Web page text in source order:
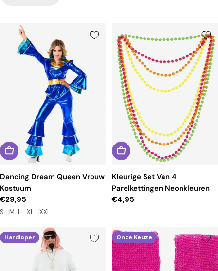
Dancing Dream Queen Vrouw
Kostuum
Reguliere
prijs
€29,95
S M-L XL XXL
Kleurige Set Van 4
Parelkettingen Neonkleuren
Reguliere
€4,95
Hardloper Onze Keuze